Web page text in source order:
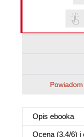
Opis ebooka
Ocena (3.4/6) i